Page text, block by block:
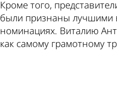
Кроме того,
были признаны лучшими
номинациях. Виталию
как самому грамотному